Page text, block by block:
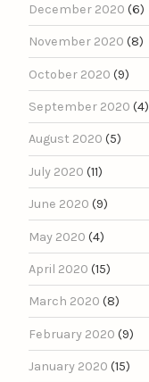
December 2020 (6)
November 2020 (8)
October 2020 (9)
September 2020 (4)
August 2020 (5)
July 2020 (11)
June 2020 (9)
May 2020 (4)
April 2020 (15)
March 2020 (8)
February 2020 (9)
January 2020 (15)